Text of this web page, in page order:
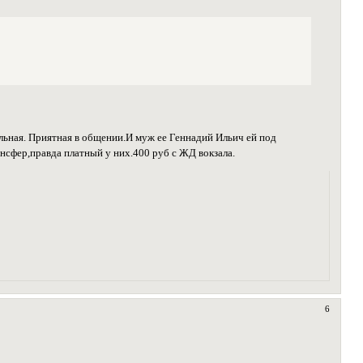
Приятная в общении.И муж ее Геннадий Ильич ей под
платный у них.400 руб с ЖД вокзала.
6